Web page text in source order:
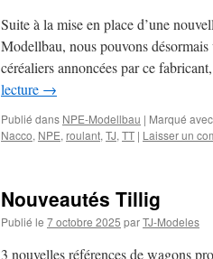
Suite à la mise en place d’une
Modellbau, nous pouvons
céréaliers annoncées par ce
lecture →
Publié dans NPE-Modellbau | Marqué avec
Nacco, NPE, roulant, TJ, TT | Laisser un
Nouveautés Tillig
Publié le 7 octobre 2025 parTJ-Modeles
3 nouvelles références de wagons